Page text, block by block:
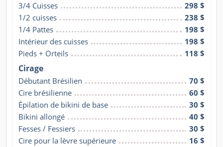
3/4 Cuisses
298 $
1/2 cuisses
238 $
1/4 Pattes
198 $
Intérieur des cuisses
198 $
Pieds + Orteils
118 $
Cirage
Débutant Brésilien
70 $
Cire brésilienne
60 $
Épilation de bikini de base
30 $
Bikini allongé
40 $
Fesses / Fessiers
30 $
Cire pour la lèvre supérieure
16 $